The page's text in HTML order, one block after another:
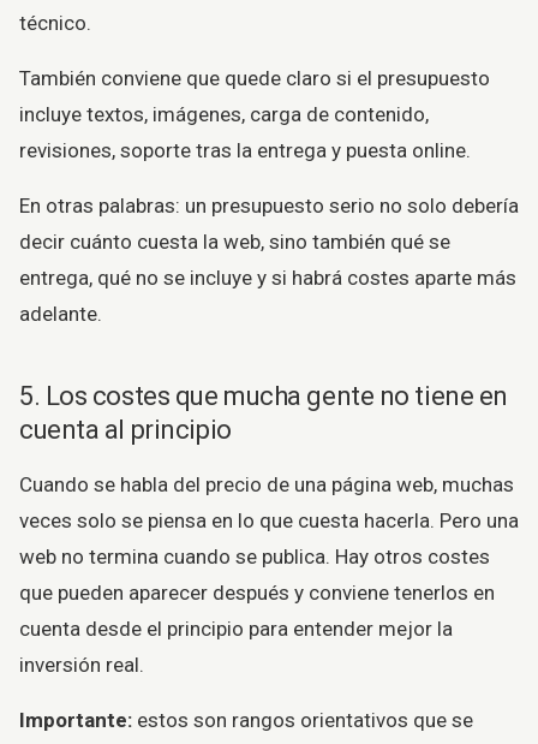
técnico.
También conviene que quede claro si el presupuesto
incluye textos, imágenes, carga de contenido,
revisiones, soporte tras la entrega y puesta online.
En otras palabras: un presupuesto serio no solo debería
decir cuánto cuesta la web, sino también qué se
entrega, qué no se incluye y si habrá costes aparte más
adelante.
5. Los costes que mucha gente no tiene en
cuenta al principio
Cuando se habla del precio de una página web, muchas
veces solo se piensa en lo que cuesta hacerla. Pero una
web no termina cuando se publica. Hay otros costes
que pueden aparecer después y conviene tenerlos en
cuenta desde el principio para entender mejor la
inversión real.
Importante: estos son rangos orientativos que se